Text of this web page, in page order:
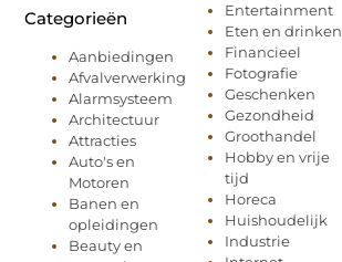
Categorieën
Aanbiedingen
Afvalverwerking
Alarmsysteem
Architectuur
Attracties
Auto's en
Motoren
Banen en
opleidingen
Beauty en
Entertainment
Eten en drinken
Financieel
Fotografie
Geschenken
Gezondheid
Groothandel
Hobby en vrije
tijd
Horeca
Huishoudelijk
Industrie